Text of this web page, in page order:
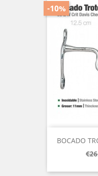
BOCADO
-10%